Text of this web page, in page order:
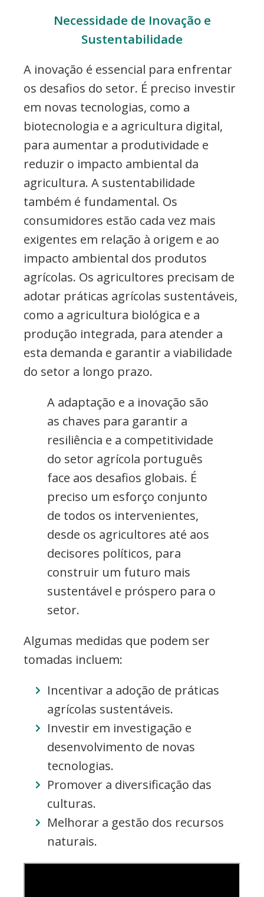
Necessidade de Inovação e
Sustentabilidade
A inovação é essencial para enfrentar
os desafios do setor. É preciso investir
em novas tecnologias, como a
biotecnologia e a agricultura digital,
para aumentar a produtividade e
reduzir o impacto ambiental da
agricultura. A sustentabilidade
também é fundamental. Os
consumidores estão cada vez mais
exigentes em relação à origem e ao
impacto ambiental dos produtos
agrícolas. Os agricultores precisam de
adotar práticas agrícolas sustentáveis,
como a agricultura biológica e a
produção integrada, para atender a
esta demanda e garantir a viabilidade
do setor a longo prazo.
A adaptação e a inovação são
as chaves para garantir a
resiliência e a competitividade
do setor agrícola português
face aos desafios globais. É
preciso um esforço conjunto
de todos os intervenientes,
desde os agricultores até aos
decisores políticos, para
construir um futuro mais
sustentável e próspero para o
setor.
Algumas medidas que podem ser
tomadas incluem:
Incentivar a adoção de práticas
agrícolas sustentáveis.
Investir em investigação e
desenvolvimento de novas
tecnologias.
Promover a diversificação das
culturas.
Melhorar a gestão dos recursos
naturais.